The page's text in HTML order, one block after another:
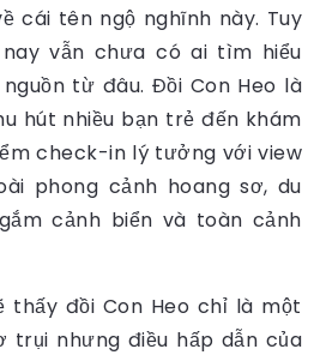
cái tên ngộ nghĩnh này. Tuy
vẫn chưa có ai tìm hiểu
từ đâu. Đồi Con Heo là
hút nhiều bạn trẻ đến khám
check-in lý tưởng với view
phong cảnh hoang sơ, du
cảnh biển và toàn cảnh
thấy đồi Con Heo chỉ là một
trụi nhưng điều hấp dẫn của